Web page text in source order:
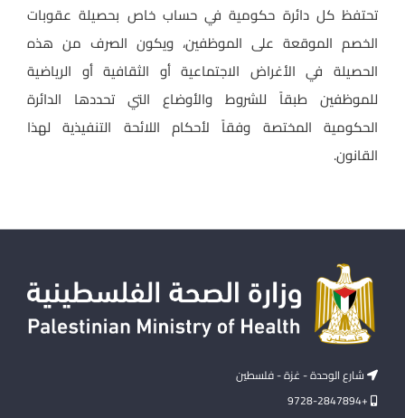
تحتفظ كل دائرة حكومية في حساب خاص بحصيلة عقوبات
الخصم الموقعة على الموظفين، ويكون الصرف من هذه
الحصيلة في الأغراض الاجتماعية أو الثقافية أو الرياضية
للموظفين طبقاً للشروط والأوضاع التي تحددها الدائرة
الحكومية المختصة وفقاً لأحكام اللائحة التنفيذية لهذا
القانون.
شارع الوحدة - غزة - فلسطين
+9728-2847894